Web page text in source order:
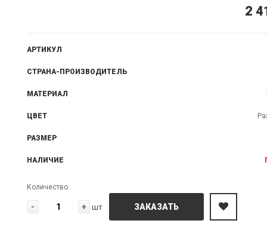
2
АРТИКУЛ
СТРАНА-ПРОИЗВОДИТЕЛЬ
МАТЕРИАЛ
ЦВЕТ
РАЗМЕР
НАЛИЧИЕ
Количество
- + шт ЗАКАЗАТЬ